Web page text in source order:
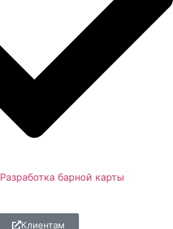
Разработка барной карты
Клиентам